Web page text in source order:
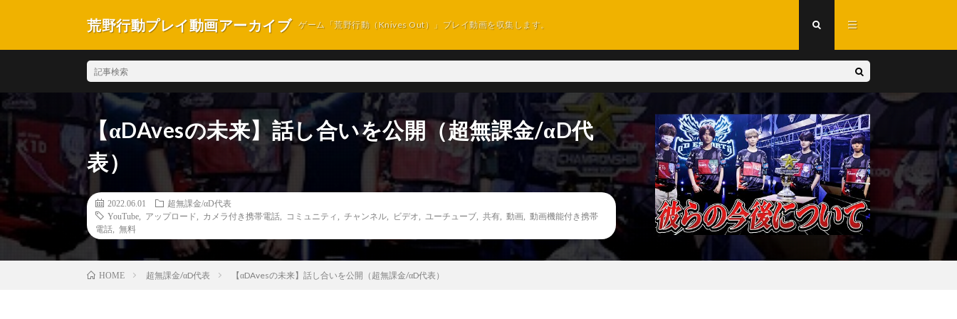
荒野行動プレイ動画アーカイブ ゲーム「荒野行動（Knives Out）」プレイ動画を収集します。
【αDAvesの未来】話し合いを公開（超無課金/αD代
表）
2022.06.01
超無課金/αD代表
YouTube
アップロード カメラ付き携帯電話 コミュニティ チャンネル ビデオ ユーチューブ 共有 動画
動画機能付き携帯
電話
無料
HOME 超無課金/αD代表 【αDAvesの未来】話し合いを公開（超無課金/αD代表）